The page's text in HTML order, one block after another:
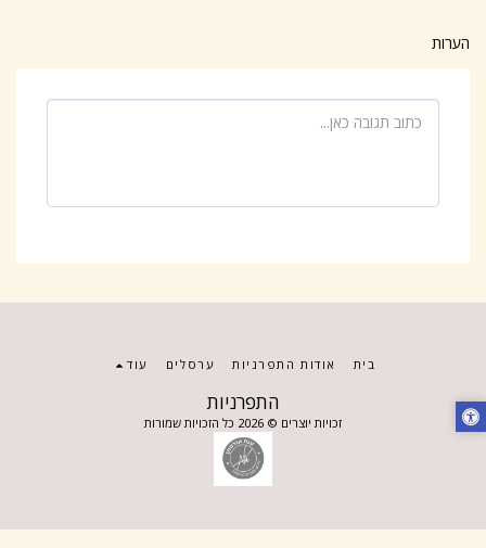
הערות
התפרניות
זכויות יוצרים © 2026 כל הזכויות שמורות
בית אודות התפרניות ערסלים עוד